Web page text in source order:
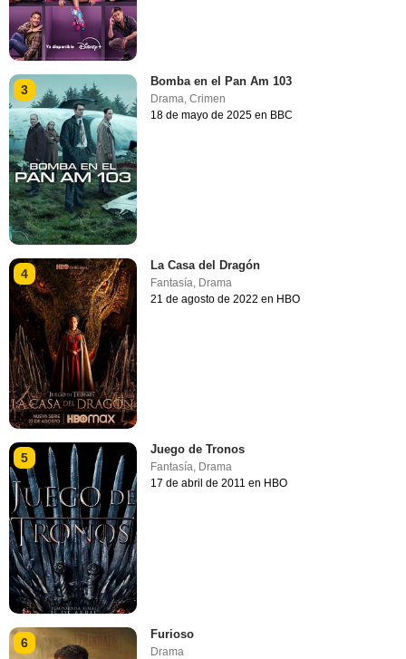
3
Bomba en el Pan Am 103
Drama ,Crimen
18 de mayo de 2025 en BBC
4
La Casa del Dragón
Fantasía, Drama
21 de agosto de 2022 en HBO
5
Juego de Tronos
Fantasía, Drama
17 de abril de 2011 en HBO
6
Furioso
Drama